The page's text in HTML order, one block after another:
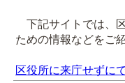
下記サイトでは、
ための情報などをご
区役所に来庁せずに